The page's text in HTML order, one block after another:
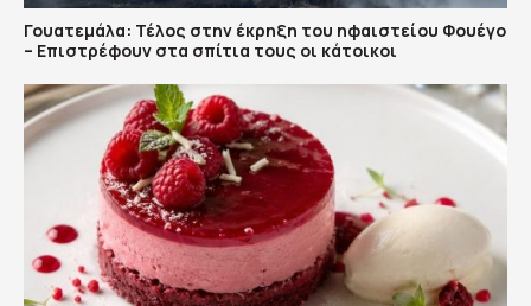
Γουατεμάλα: Τέλος στην έκρηξη του ηφαιστείου Φουέγο
– Επιστρέφουν στα σπίτια τους οι κάτοικοι